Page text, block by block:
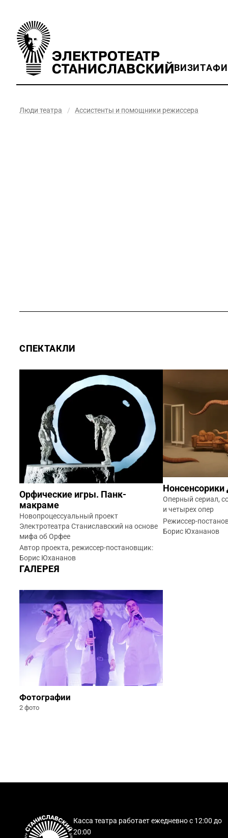
ВИЗИТ
Люди театра / Ассистенты и помощники режиссера
СПЕКТАКЛИ
Орфические игры. Панк-
макраме
Новопроцессуальный проект
Электротеатра Станиславский на основе
мифа об Орфее
Автор проекта, режиссер-постановщик:
Борис Юхананов
Оперный сериал,
и четырех опер
Режиссер-
Борис Юхананов
ГАЛЕРЕЯ
Фотографии
2 фото
Касса театра работает ежедневно с 12:00 до
20:00